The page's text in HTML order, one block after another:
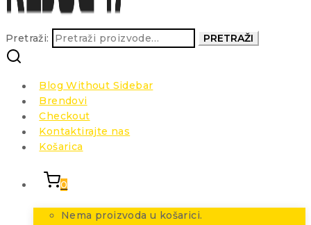
Pretraži: PRETRAŽI
Blog Without Sidebar
Brendovi
Checkout
Kontaktirajte nas
Košarica
0
Nema proizvoda u košarici.